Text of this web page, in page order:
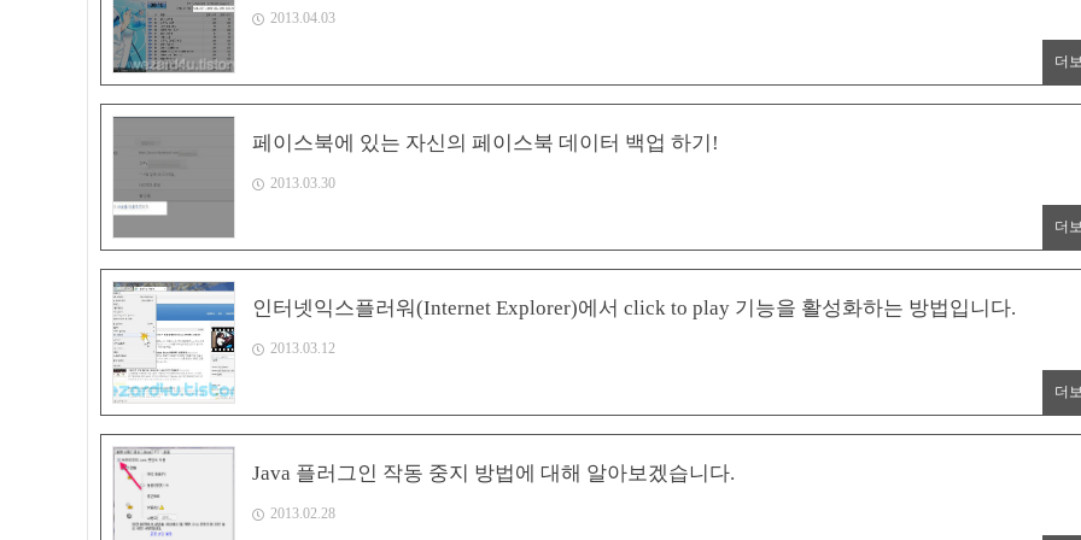
2013.04.03
더
페이스북에 있는 자신의 페이스북 데이터 백업 하기!
2013.03.30
더
인터넷익스플러워(Internet Explorer)에서 click to play 기능을 활성화하는 방법입니다.
2013.03.12
더
Java 플러그인 작동 중지 방법에 대해 알아보겠습니다.
2013.02.28